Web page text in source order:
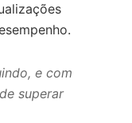
e com
superar